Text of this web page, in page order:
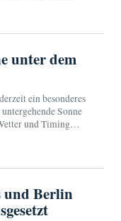
unter dem
ein besonderes
Sonne
und Timing
und Berlin